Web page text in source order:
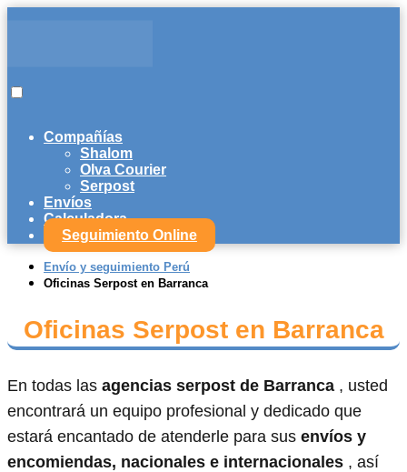
Compañías
Shalom
Olva Courier
Serpost
Envíos
Calculadora
Seguimiento Online
Envío y seguimiento Perú
Oficinas Serpost en Barranca
Oficinas Serpost en Barranca
En todas las agencias serpost de Barranca , usted
encontrará un equipo profesional y dedicado que
estará encantado de atenderle para sus envíos y
encomiendas, nacionales e internacionales , así